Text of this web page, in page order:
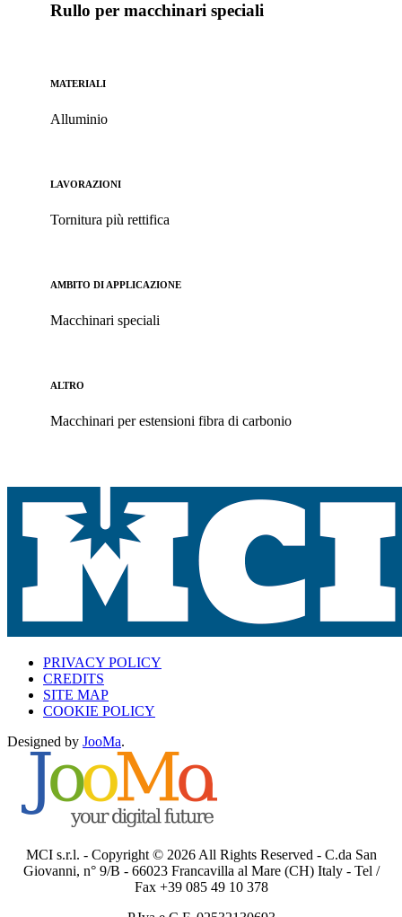
Rullo per macchinari speciali
MATERIALI
Alluminio
LAVORAZIONI
Tornitura più rettifica
AMBITO DI APPLICAZIONE
Macchinari speciali
ALTRO
Macchinari per estensioni fibra di carbonio
PRIVACY POLICY
CREDITS
SITE MAP
COOKIE POLICY
Designed by JooMa.
MCI s.r.l. - Copyright © 2026 All Rights Reserved - C.da San
Giovanni, n° 9/B - 66023 Francavilla al Mare (CH) Italy - Tel /
Fax +39 085 49 10 378